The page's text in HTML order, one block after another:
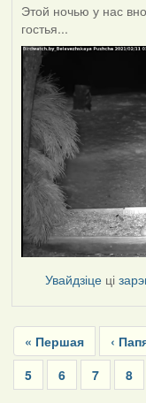
Этой ночью у нас
гостья...
Увайдзіце ці
Pagination
First
page
« Першая
page
‹
Page
5 Page
6 Page
7 Page
8